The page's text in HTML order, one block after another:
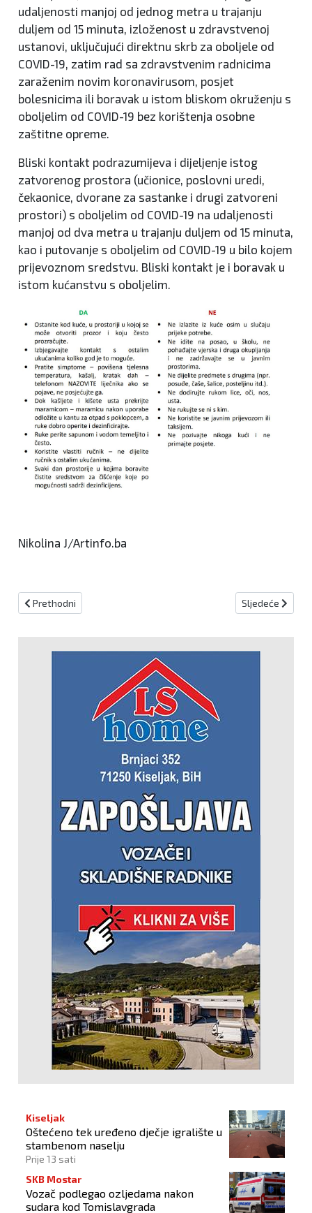
udaljenosti manjoj od jednog metra u trajanju
duljem od 15 minuta, izloženost u zdravstvenoj
ustanovi, uključujući direktnu skrb za oboljele od
COVID-19, zatim rad sa zdravstvenim radnicima
zaraženim novim koronavirusom, posjet
bolesnicima ili boravak u istom bliskom okruženju s
oboljelim od COVID-19 bez korištenja osobne
zaštitne opreme.
Bliski kontakt podrazumijeva i dijeljenje istog
zatvorenog prostora (učionice, poslovni uredi,
čekaonice, dvorane za sastanke i drugi zatvoreni
prostori) s oboljelim od COVID-19 na udaljenosti
manjoj od dva metra u trajanju duljem od 15 minuta,
kao i putovanje s oboljelim od COVID-19 u bilo kojem
prijevoznom sredstvu. Bliski kontakt je i boravak u
istom kućanstvu s oboljelim.
Nikolina J/Artinfo.ba
Prethodni članak: ŠTO JAČA, A ŠTO SLABI TVOJ IMUNITET I KAKO
Prethodni Sljedeći članak:
Sljedeće
Kiseljak
Oštećeno tek uređeno dječje igralište u
stambenom naselju
Prije 13 sati
SKB Mostar
Vozač podlegao ozljedama nakon
sudara kod Tomislavgrada